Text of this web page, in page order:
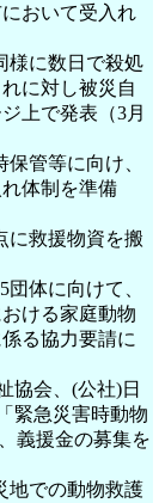
おいて受入れ
様に数日で殺処
に対し被災自
上で発表（3月
管等に向け、
体制を準備
に救援物資を搬
体に向けて、
ける家庭動物
る協力要請に
協会、(公社)日
緊急災害時動物
義援金の募集を
地での動物救護